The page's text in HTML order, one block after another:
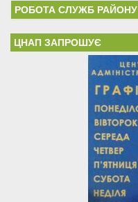
РОБОТА СЛУЖБ РАЙОНУ
ЦНАП ЗАПРОШУЄ